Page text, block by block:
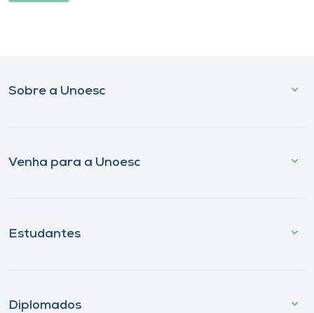
Sobre a Unoesc
Venha para a Unoesc
Estudantes
Diplomados